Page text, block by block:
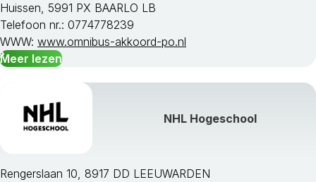
Ede
Elburg
Epe
Ermelo
Groesbeek
Harderwijk
Hattem
Heumen
Huissen, 5991 PX BAARLO LB
Telefoon nr.: 0774778239
WWW: www.omnibus-akkoord-po.nl
Meer lezen
NHL Hogeschool
Rengerslaan 10, 8917 DD LEEUWARDEN